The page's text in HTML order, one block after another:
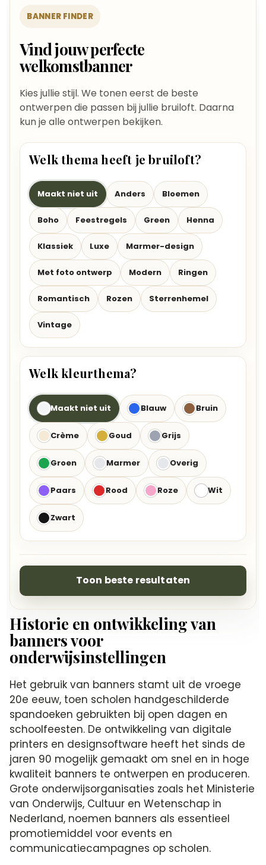
BANNER FINDER
Vind jouw perfecte
welkomstbanner
Kies jullie stijl. We tonen eerst de beste
ontwerpen die passen bij jullie bruiloft. Daarna
kun je alle ontwerpen bekijken.
Welk thema heeft je bruiloft?
Maakt niet uit Anders Bloemen
Boho Feestregels Green Henna
Klassiek Luxe Marmer-design
Met foto ontwerp Modern Ringen
Romantisch Rozen Sterrenhemel
Vintage
Welk kleurthema?
Maakt niet uit Blauw Bruin
Crème Goud Grijs
Groen Marmer Overig
Paars Rood Roze Wit
Zwart
Toon beste resultaten
Historie en ontwikkeling van
banners voor
onderwijsinstellingen
Het gebruik van banners stamt uit de vroege
20e eeuw, toen scholen handgeschilderde
spandoeken gebruikten bij open dagen en
schoolfeesten. De ontwikkeling van digitale
printers en designsoftware heeft het sinds de
jaren 90 mogelijk gemaakt om snel en in hoge
kwaliteit banners te ontwerpen en produceren.
Grote onderwijsorganisaties zoals het Ministerie
van Onderwijs, Cultuur en Wetenschap in
Nederland, noemen banners als essentieel
promotiemiddel voor events en
communicatiecampagnes op scholen.